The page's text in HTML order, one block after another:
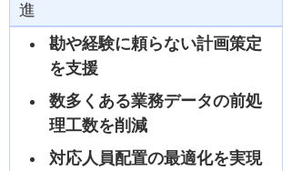
進
勘や経験に頼らない計画策定
を支援
数多くある業務データの前処
理工数を削減
対応人員配置の最適化を実現